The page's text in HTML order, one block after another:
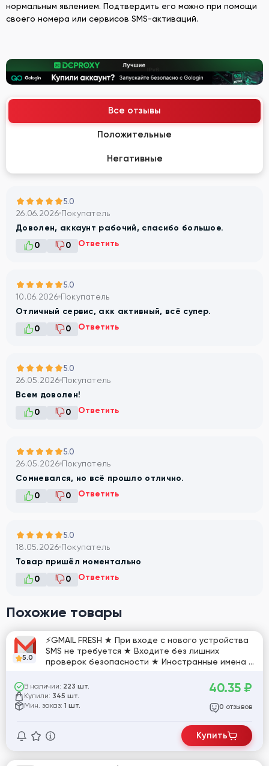
нормальным явлением. Подтвердить его можно при помощи
своего номера или сервисов SMS-активаций.
Все отзывы
Положительные
Негативные
5.0
26.06.2026 Покупатель
Доволен, аккаунт рабочий, спасибо большое.
0
0 Ответить
5.0
10.06.2026 Покупатель
Отличный сервис, акк активный, всё супер.
0
0 Ответить
5.0
26.05.2026 Покупатель
Всем доволен!
0
0 Ответить
5.0
26.05.2026 Покупатель
Сомневался, но всё прошло отлично.
0
0 Ответить
5.0
18.05.2026 Покупатель
Товар пришёл моментально
0
0 Ответить
Похожие товары
5.0
⚡GMAIL FRESH ★ При входе с нового устройства
SMS не требуется ★ Входите без лишних
проверок безопасности ★ Иностранные имена и
В наличии: 223 шт.
Купили: 345 шт.
Мин. заказ: 1 шт.
40.35 ₽
0 отзывов
Купить